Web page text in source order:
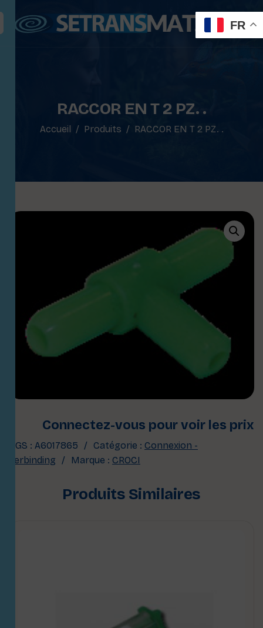
RACCOR EN T 2 PZ. .
Accueil Produits RACCOR EN T 2 PZ. .
Connectez-vous pour voir les prix
UGS : A6017865 Catégorie : Connexion -
Verbinding
Marque : CROCI
Produits Similaires
FR